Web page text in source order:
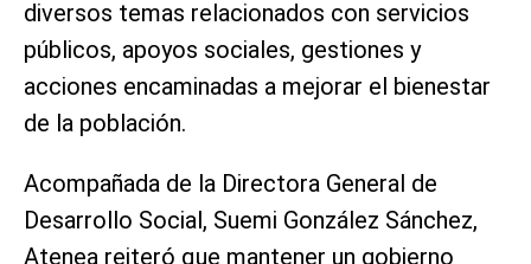
diversos temas relacionados con servicios
públicos, apoyos sociales, gestiones y
acciones encaminadas a mejorar el bienestar
de la población.
Acompañada de la Directora General de
Desarrollo Social, Suemi González Sánchez,
Atenea reiteró que mantener un gobierno